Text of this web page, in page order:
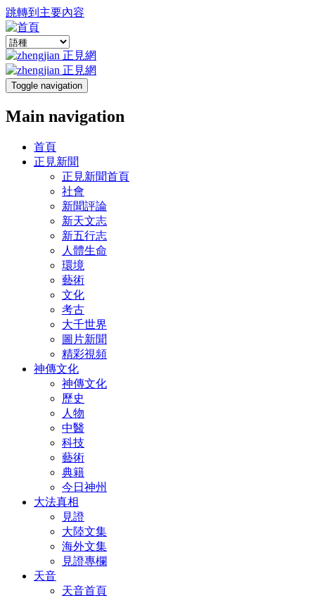
跳轉到主要內容
Toggle navigation
Main navigation
首頁
正見新聞
正見新聞首頁
社會
新聞評論
新天文志
新五行志
人體生命
環境
藝術
文化
考古
大千世界
圖片新聞
精彩視頻
神傳文化
神傳文化
歷史
人物
中醫
科技
藝術
典籍
今日神州
大法真相
見證
大陸文集
海外文集
見證專欄
天音
天音首頁